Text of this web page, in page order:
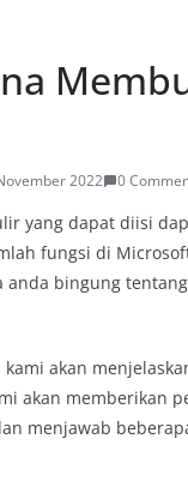
2022 0
yang dapat diisi
fungsi di
anda bingung tentang
akan
akan memberikan
menjawab